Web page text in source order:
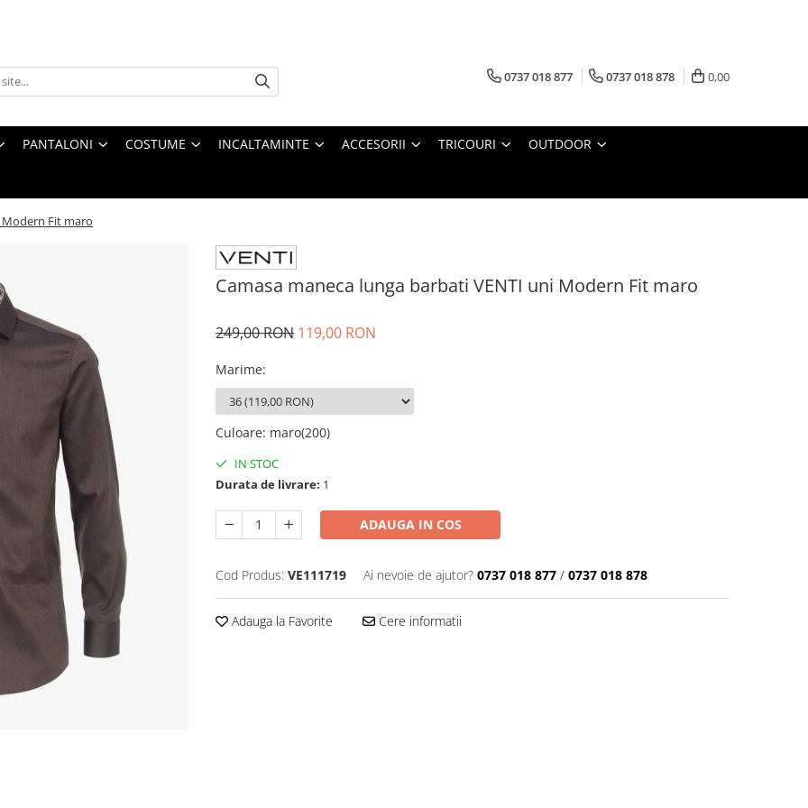
0737 018 877 0737 018 878 0,00
PANTALONI COSTUME INCALTAMINTE ACCESORII TRICOURI OUTDOOR
Modern Fit maro
Camasa maneca lunga barbati VENTI uni Modern Fit maro
249,00 RON 119,00 RON
Marime:
Culoare: maro(200)
IN STOC
Durata de livrare: 1
ADAUGA IN COS
Cod Produs: VE111719 Ai nevoie de ajutor? 0737 018 877 / 0737 018 878
Adauga la Favorite Cere informatii